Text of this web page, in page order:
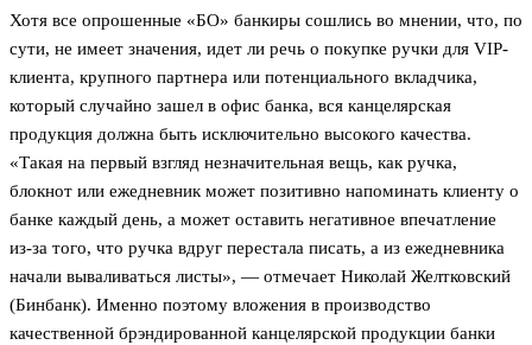
Хотя все опрошенные «БО» банкиры сошлись во мнении, что, по
сути, не имеет значения, идет ли речь о покупке ручки для VIP-
клиента, крупного партнера или потенциального вкладчика,
который случайно зашел в офис банка, вся канцелярская
продукция должна быть исключительно высокого качества.
«Такая на первый взгляд незначительная вещь, как ручка,
блокнот или ежедневник может позитивно напоминать клиенту о
банке каждый день, а может оставить негативное впечатление
из-за того, что ручка вдруг перестала писать, а из ежедневника
начали вываливаться листы», — отмечает Николай Желтковский
(Бинбанк). Именно поэтому вложения в производство
качественной брэндированной канцелярской продукции банки